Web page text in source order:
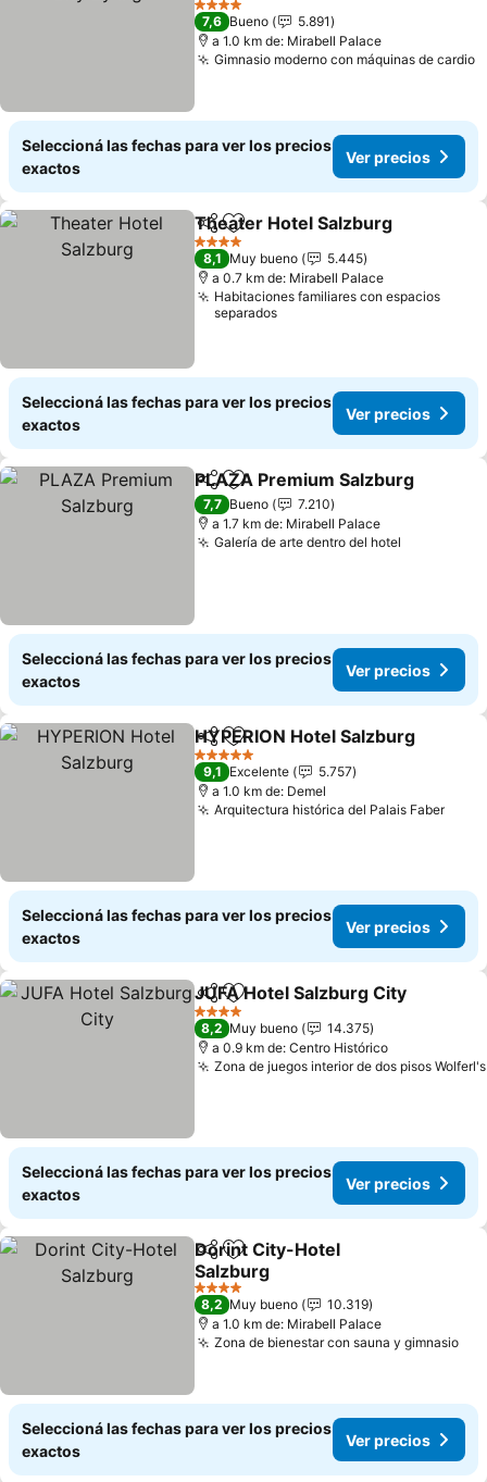
4 Estrellas
7,6 Bueno
5.891
a 1.0 km de: Mirabell Palace
Gimnasio moderno con máquinas de cardio
Seleccioná las fechas para ver los precios
exactos
Ver precios
Compartir
Añadir a favoritos
Theater Hotel Salzburg
4 Estrellas
8,1 Muy bueno
5.445
a 0.7 km de: Mirabell Palace
Habitaciones familiares con espacios
separados
Seleccioná las fechas para ver los precios
exactos
Ver precios
CompartirAñadir a favoritos
PLAZA Premium Salzburg
7,7 Bueno
7.210
a 1.7 km de: Mirabell Palace
Galería de arte dentro del hotel
Seleccioná las fechas para ver los precios
exactos
Ver precios
CompartirAñadir a favoritos
HYPERION Hotel Salzburg
5 Estrellas
9,1 Excelente
5.757
a 1.0 km de: Demel
Arquitectura histórica del Palais Faber
Seleccioná las fechas para ver los precios
exactos
Ver precios
CompartirAñadir a favoritos
JUFA Hotel Salzburg City
4 Estrellas
8,2 Muy bueno
14.375
a 0.9 km de: Centro Histórico
Zona de juegos interior de dos pisos Wolferl's
Seleccioná las fechas para ver los precios
exactos
Ver precios
CompartirAñadir a favoritos
Dorint City-Hotel
Salzburg
4 Estrellas
8,2 Muy bueno
10.319
a 1.0 km de: Mirabell Palace
Zona de bienestar con sauna y gimnasio
Seleccioná las fechas para ver los precios
exactos
Ver precios